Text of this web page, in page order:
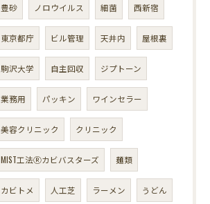
豊砂 ノロウイルス 細菌 西新宿
東京都庁 ビル管理 天井内 屋根裏
駒沢大学 自主回収 ジプトーン
業務用 パッキン ワインセラー
美容クリニック クリニック
MIST工法Ⓡカビバスターズ 麺類
カビトメ 人工芝 ラーメン うどん